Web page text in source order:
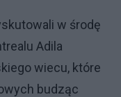
w środę
Adila
wiecu, które
budząc